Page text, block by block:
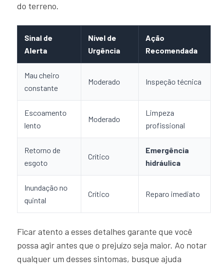
do terreno.
Sinal de
Alerta
Nível de
Urgência
Ação
Recomendada
Mau cheiro
constante
Moderado Inspeção técnica
Escoamento
lento
Moderado
Limpeza
profissional
Retorno de
esgoto
Crítico
Emergência
hidráulica
Inundação no
quintal
Crítico Reparo imediato
Ficar atento a esses detalhes garante que você
possa agir antes que o prejuízo seja maior. Ao notar
qualquer um desses sintomas, busque ajuda